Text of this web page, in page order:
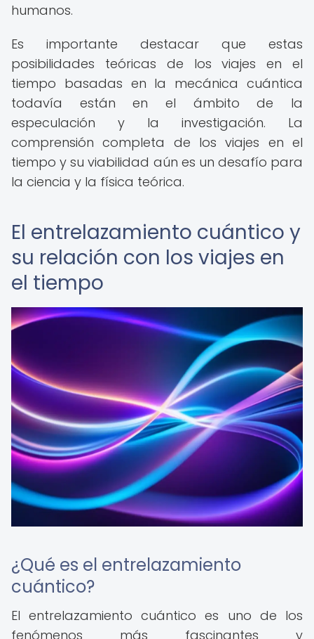
humanos.
Es importante destacar que estas
posibilidades teóricas de los viajes en el
tiempo basadas en la mecánica cuántica
todavía están en el ámbito de la
especulación y la investigación. La
comprensión completa de los viajes en el
tiempo y su viabilidad aún es un desafío para
la ciencia y la física teórica.
El entrelazamiento cuántico y
su relación con los viajes en
el tiempo
¿Qué es el entrelazamiento
cuántico?
El entrelazamiento cuántico es uno de los
fenómenos más fascinantes y